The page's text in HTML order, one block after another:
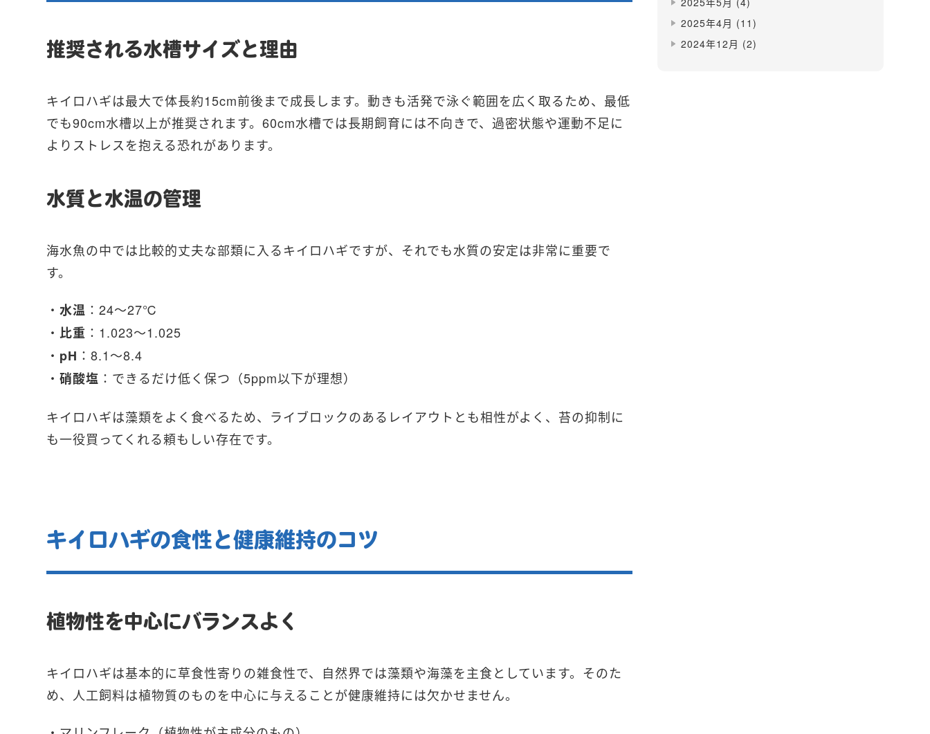
推奨される水槽サイズと理由
キイロハギは最大で体長約15cm前後まで成長します。動きも活発で泳ぐ範囲を広く取るため、最低
でも90cm水槽以上が推奨されます。60cm水槽では長期飼育には不向きで、過密状態や運動不足に
よりストレスを抱える恐れがあります。
水質と水温の管理
海水魚の中では比較的丈夫な部類に入るキイロハギですが、それでも水質の安定は非常に重要で
す。
・水温 ：24～27℃
・比重 ：1.023～1.025
・ pH ：8.1～8.4
・硝酸塩 ：できるだけ低く保つ（5ppm以下が理想）
キイロハギは藻類をよく食べるため、ライブロックのあるレイアウトとも相性がよく、苔の抑制に
も一役買ってくれる頼もしい存在です。
キイロハギの食性と健康維持のコツ
植物性を中心にバランスよく
キイロハギは基本的に草食性寄りの雑食性で、自然界では藻類や海藻を主食としています。そのた
め、人工飼料は植物質のものを中心に与えることが健康維持には欠かせません。
2025年4月 (11)
2024年12月 (2)